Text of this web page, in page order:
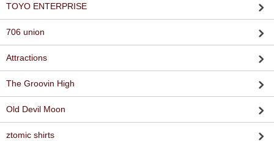
TOYO ENTERPRISE
706 union
Attractions
The Groovin High
Old Devil Moon
ztomic shirts